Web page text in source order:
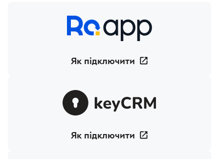
Як підключити
Як підключити